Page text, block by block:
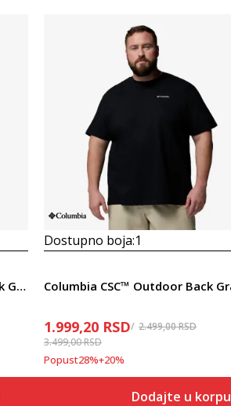
Columbia Parsons Point™ SS Back Graphic Tee
Dostupno boja:1
1.999,20 RSD 2.499,00RSD
3.499,00RSD
Popust28%+20%
Dodajte u korpu